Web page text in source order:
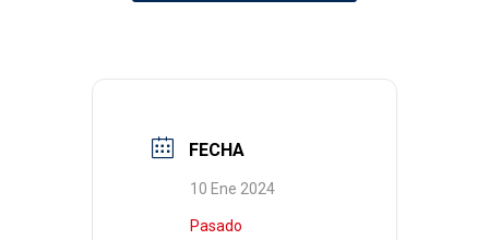
FECHA
10 Ene 2024
Pasado